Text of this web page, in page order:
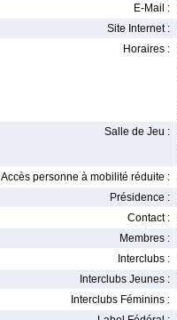
E-Mail :
Site Internet :
Horaires :
Salle de Jeu :
Accès personne à mobilité réduite :
Présidence :
Contact :
Membres :
Interclubs :
Interclubs Jeunes :
Interclubs Féminins :